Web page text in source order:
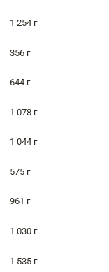
1 254 г
356 г
644 г
1 078 г
1 044 г
575 г
961 г
1 030 г
1 535 г